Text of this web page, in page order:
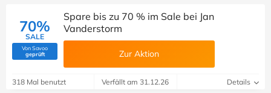
70%
SALE
Von Savoo
geprüft(Von Savoo geprüft)
Spare bis zu 70 % im Sale bei Jan
Vanderstorm
Zur Aktion
318 Mal benutzt Verfällt am 31.12.26 Details